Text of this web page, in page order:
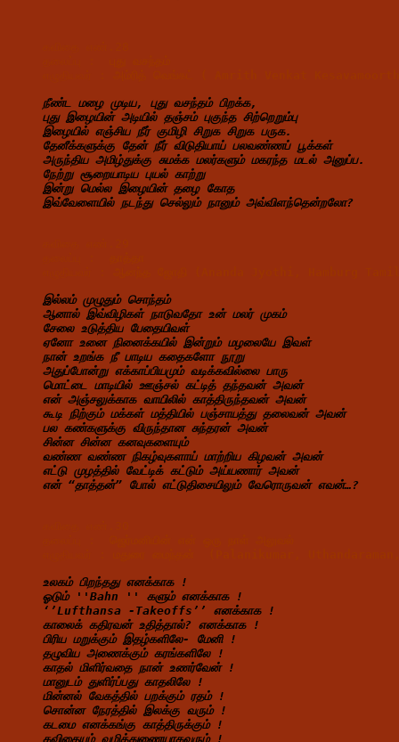
நீண்ட மழை முடிய, புது வசந்தம் பிறக்க,
புது இழையின் அடியில் தஞ்சம் புகுந்த சிற்றெறும்பு
இழையில் எஞ்சிய நீர் குமிழி சிறுக சிறுக பருக.
தேனீக்களுக்கு தேன் நீர் விடுதியாய் பலவண்ணப் பூக்கள்
அருந்திய அமிழ்துக்கு சுமக்க மலர்களும் மகரந்த மடல் அனுப்ப.
நேற்று சூறையாடிய புயல் காற்று
இன்று மெல்ல இழையின் தழை கோத
இவ்வேளையில் நடந்து செல்லும் நானும் அவ்விளந்தென்றலோ?
இல்லம் முழுதும் சொந்தம்
ஆனால் இவ்விழிகள் நாடுவதோ உன் மலர் முகம்
சேலை உடுத்திய பேதையிவள்
ஏனோ உனை நினைக்கயில் இன்றும் மழலையே இவள்
நான் உறங்க நீ பாடிய கதைகளோ நூறு
அதுப்போன்று எக்காப்பியமும் வடிக்கவில்லை பாரு
மொட்டை மாடியில் ஊஞ்சல் கட்டித் தந்தவன் அவன்
என் அஞ்சலுக்காக வாயிலில் காத்திருந்தவன் அவன்
கூடி நிற்கும் மக்கள் மத்தியில் பஞ்சாயத்து தலைவன் அவன்
பல கண்களுக்கு விருந்தான சுந்தரன் அவன்
சின்ன சின்ன கனவுகளையும்
வண்ண வண்ண நிகழ்வுகளாய் மாற்றிய கிழவன் அவன்
எட்டு முழத்தில் வேட்டிக் கட்டும் அய்யணார் அவன்
என் “தாத்தன்” போல் எட்டுதிசையிலும் வேரொருவன் எவன்…?
உலகம் பிறந்தது எனக்காக !
ஓடும் ''Bahn '' களும் எனக்காக !
‘’Lufthansa -Takeoffs’’ எனக்காக !
காலைக் கதிரவன் உதித்தால்? எனக்காக !
பிரிய மறுக்கும் இதழ்களிலே- மேனி !
தழுவிய அணைக்கும் கரங்களிலே !
காதல் மிளிர்வதை நான் உணர்வேன் !
மானுடம் துளிர்ப்பது காதலிலே !
மின்னல் வேகத்தில் பறக்கும் ரதம் !
சொன்ன நேரத்தில் இலக்கு வரும் !
கடமை எனக்கங்கு காத்திருக்கும் !
கவிதையும் வழித்துணையாகவரும் !